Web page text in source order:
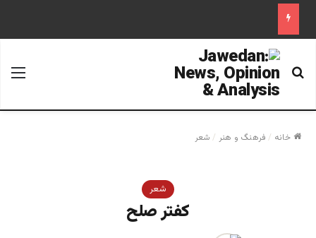
جستجو برای
خانه / فرهنگ و هنر / شعر
شعر
کفتر صلح